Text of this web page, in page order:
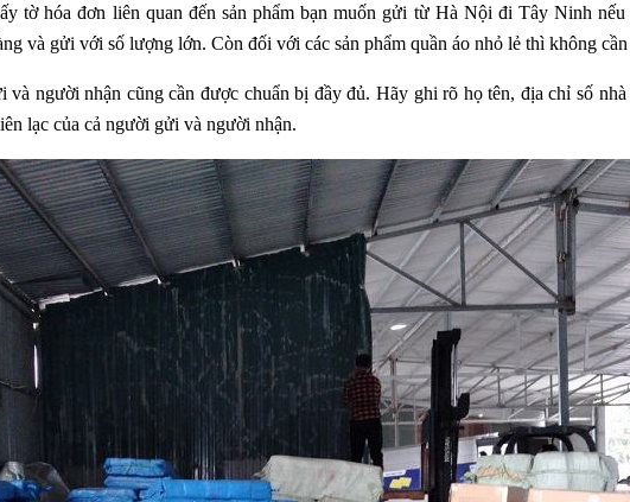
tờ hóa đơn liên quan đến sản phẩm bạn muốn gửi từ Hà Nội đi Tây Ninh nếu
và gửi với số lượng lớn. Còn đối với các sản phẩm quần áo nhỏ lẻ thì không
người nhận cũng cần được chuẩn bị đầy đủ. Hãy ghi rõ họ tên, địa chỉ số nhà
lạc của cả người gửi và người nhận.